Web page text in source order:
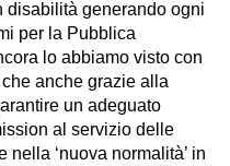
disabilità generando ogni
per la Pubblica
lo abbiamo visto con
anche grazie alla
un adeguato
al servizio delle
‘nuova normalità’ in